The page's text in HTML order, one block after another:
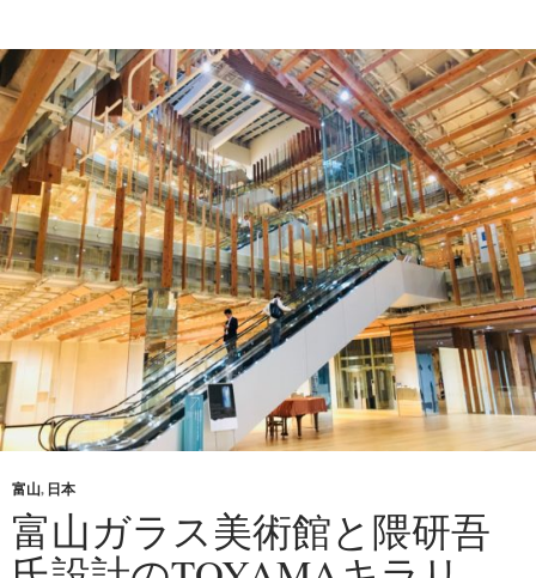
富山, 日本
富山ガラス美術館と隈研吾